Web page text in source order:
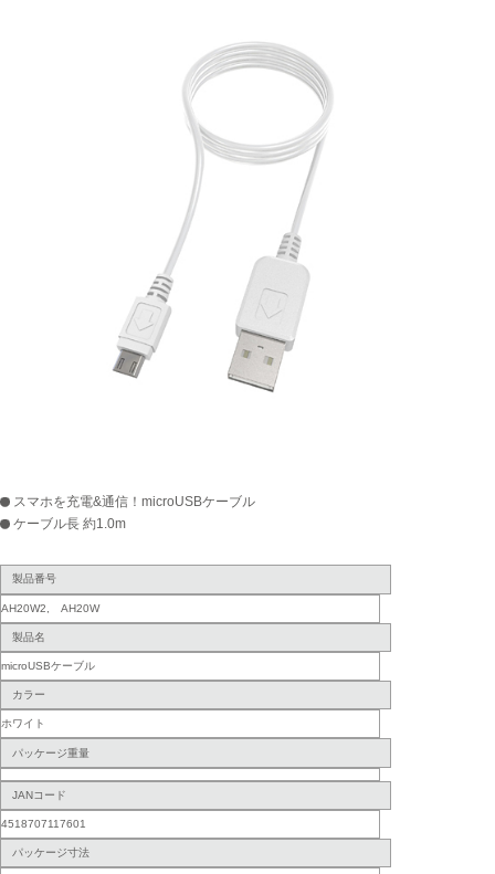
スマホを充電&通信！microUSBケーブル
ケーブル長 約1.0m
製品番号
AH20W2, AH20W
製品名
microUSBケーブル
カラー
ホワイト
パッケージ重量
JANコード
4518707117601
パッケージ寸法